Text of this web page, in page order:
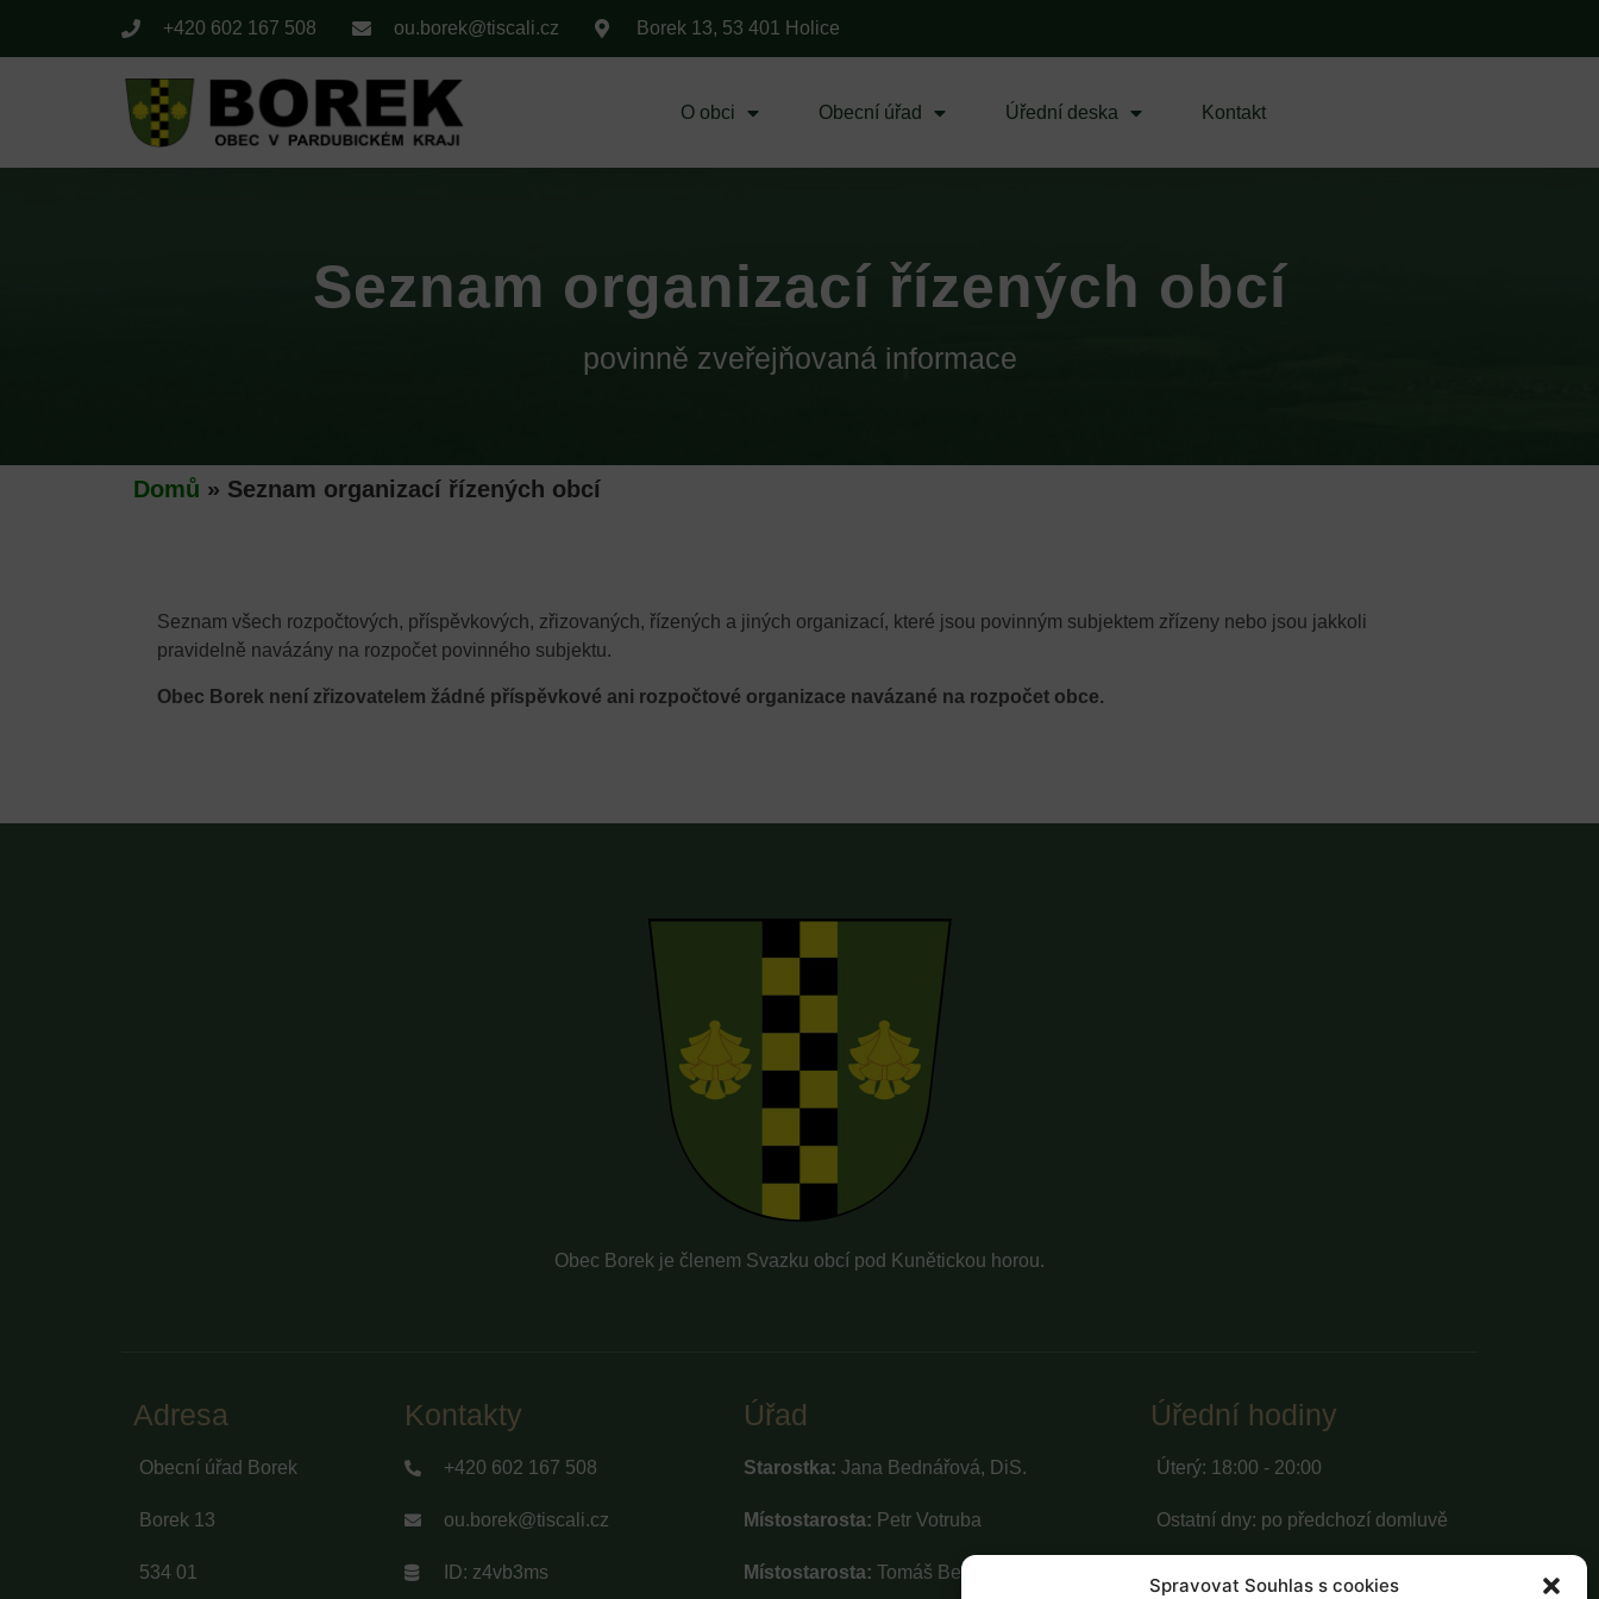
Spravovat Souhlas s cookies
+420 602 167 508 ou.borek@tiscali.cz Borek 13, 53 401 Holice
O obci Obecní úřad Úřední deska Kontakt
Seznam organizací řízených obcí
povinně zveřejňovaná informace
Domů » Seznam organizací řízených obcí
Seznam všech rozpočtových, příspěvkových, zřizovaných, řízených a jiných organizací, které jsou povinným subjektem zřízeny nebo jsou jakkoli
pravidelně navázány na rozpočet povinného subjektu.
Obec Borek není zřizovatelem žádné příspěvkové ani rozpočtové organizace navázané na rozpočet obce.
Obec Borek je členem Svazku obcí pod Kunětickou horou.
Adresa
Obecní úřad Borek
Borek 13
534 01
Kontakty
+420 602 167 508
ou.borek@tiscali.cz
ID: z4vb3ms
Úřad
Starostka: Jana Bednářová, DiS.
Místostarosta: Petr Votruba
Místostarosta: Tomáš Beran
Úřední hodiny
Úterý: 18:00 - 20:00
Ostatní dny: po předchozí domluvě